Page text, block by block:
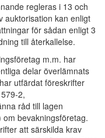
regleras i 13 och
auktorisation kan enligt
för sådan enligt 3
till återkallelse.
m.m. har
delar överlämnats
utfärdat föreskrifter
2,
råd till lagen
om bevakningsföretag.
att särskilda krav